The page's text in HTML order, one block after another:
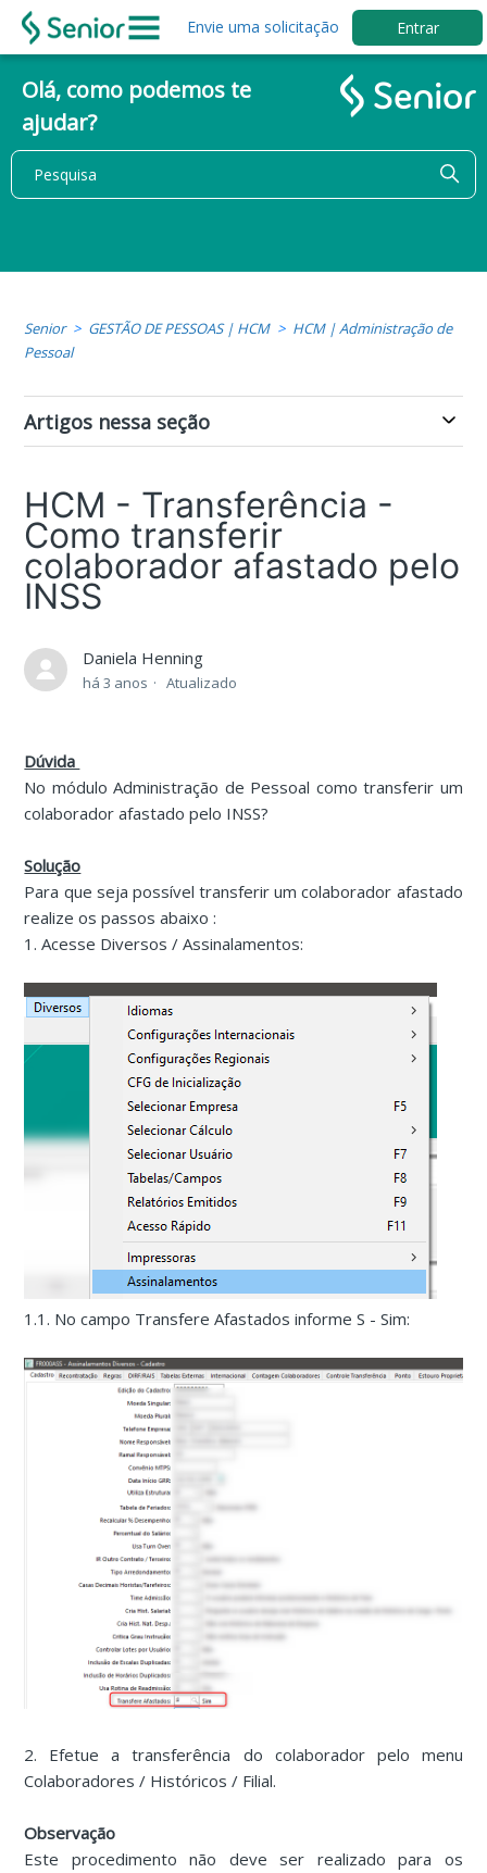
Envie uma solicitação Entrar
Olá, como podemos te
ajudar?
Senior GESTÃO DE PESSOAS | HCM
HCM | Administração de
Pessoal
Artigos nessa seção
HCM - Transferência -
Como transferir
colaborador afastado pelo
INSS
Daniela Henning
há 3 anos Atualizado
Dúvida
No módulo Administração de Pessoal como transferir um
colaborador afastado pelo INSS?
Solução
Para que seja possível transferir um colaborador afastado
realize os passos abaixo :
1. Acesse Diversos / Assinalamentos:
1.1. No campo Transfere Afastados informe S - Sim:
2. Efetue a transferência do colaborador pelo menu
Colaboradores / Históricos / Filial.
Observação
Este procedimento não deve ser realizado para os